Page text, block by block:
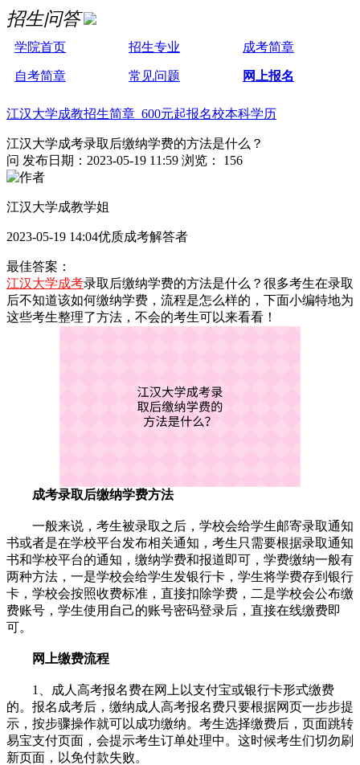
招生问答
学院首页 招生专业 成考简章
自考简章 常见问题 网上报名
江汉大学成教招生简章 600元起报名校本科学历
江汉大学成考录取后缴纳学费的方法是什么？
问 发布日期：2023-05-19 11:59 浏览： 156
江汉大学成教学姐
2023-05-19 14:04优质成考解答者
最佳答案：
江汉大学成考录取后缴纳学费的方法是什么？很多考生在录取
后不知道该如何缴纳学费，流程是怎么样的，下面小编特地为
这些考生整理了方法，不会的考生可以来看看！
成考录取后缴纳学费方法
一般来说，考生被录取之后，学校会给学生邮寄录取通知
书或者是在学校平台发布相关通知，考生只需要根据录取通知
书和学校平台的通知，缴纳学费和报道即可，学费缴纳一般有
两种方法，一是学校会给学生发银行卡，学生将学费存到银行
卡，学校会按照收费标准，直接扣除学费，二是学校会公布缴
费账号，学生使用自己的账号密码登录后，直接在线缴费即
可。
网上缴费流程
1、成人高考报名费在网上以支付宝或银行卡形式缴费
的。报名成考后，缴纳成人高考报名费只要根据网页一步步提
示，按步骤操作就可以成功缴纳。考生选择缴费后，页面跳转
易宝支付页面，会提示考生订单处理中。这时候考生们切勿刷
新页面，以免付款失败。